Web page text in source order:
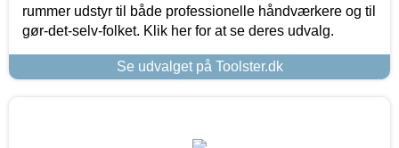
rummer udstyr til både professionelle håndværkere og til
gør-det-selv-folket. Klik her for at se deres udvalg.
Se udvalget på Toolster.dk